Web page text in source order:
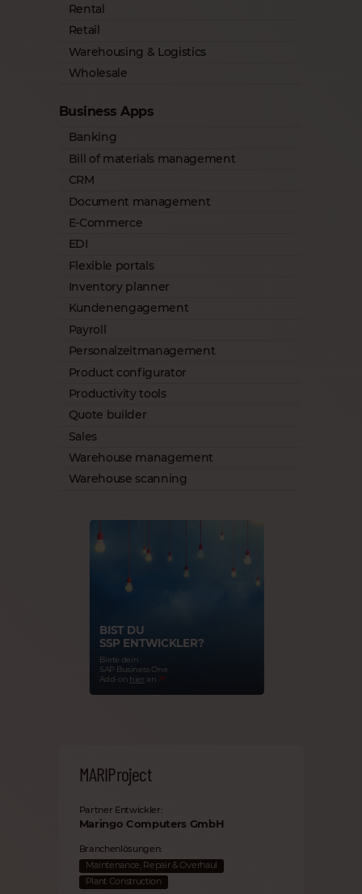
Rental
Retail
Warehousing & Logistics
Wholesale
Business Apps
Banking
Bill of materials management
CRM
Document management
E-Commerce
EDI
Flexible portals
Inventory planner
Kundenengagement
Payroll
Personalzeitmanagement
Product configurator
Productivity tools
Quote builder
Sales
Warehouse management
Warehouse scanning
BIST DU
SSP ENTWICKLER?
Biete dein
SAP Business One
Add-on hier an
MARIProject
Partner Entwickler:
Maringo Computers GmbH
Branchenlösungen:
Maintenance, Repair & Overhaul
Plant Construction